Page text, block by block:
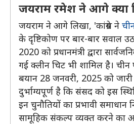
जयराम रमेश ने आगे क्या
जयराम ने आगे लिखा, 'कांग्रेस ने
के दृष्टिकोण पर बार-बार सवाल
2020 को प्रधानमंत्री द्वारा
गई क्लीन चिट भी शामिल है। चीन
बयान 28 जनवरी, 2025 को
दुर्भाग्यपूर्ण है कि संसद को इस
इन चुनौतियों का प्रभावी
सामूहिक संकल्प व्यक्त करने का